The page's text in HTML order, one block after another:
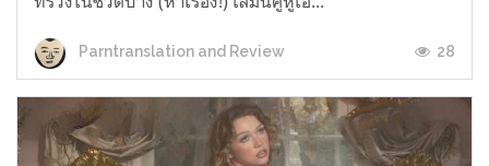
Parntranslation and Review 28